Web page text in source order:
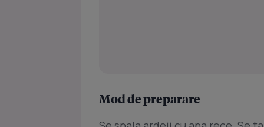
Mod de preparare